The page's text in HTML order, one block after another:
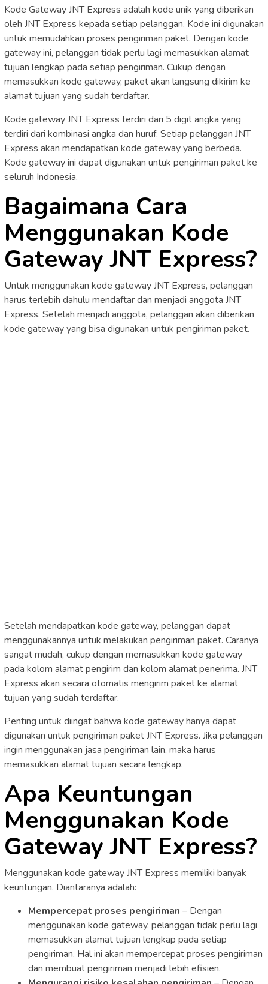
Kode Gateway JNT Express adalah kode unik yang diberikan
oleh JNT Express kepada setiap pelanggan. Kode ini digunakan
untuk memudahkan proses pengiriman paket. Dengan kode
gateway ini, pelanggan tidak perlu lagi memasukkan alamat
tujuan lengkap pada setiap pengiriman. Cukup dengan
memasukkan kode gateway, paket akan langsung dikirim ke
alamat tujuan yang sudah terdaftar.
Kode gateway JNT Express terdiri dari 5 digit angka yang
terdiri dari kombinasi angka dan huruf. Setiap pelanggan JNT
Express akan mendapatkan kode gateway yang berbeda.
Kode gateway ini dapat digunakan untuk pengiriman paket ke
seluruh Indonesia.
Bagaimana Cara
Menggunakan Kode
Gateway JNT Express?
Untuk menggunakan kode gateway JNT Express, pelanggan
harus terlebih dahulu mendaftar dan menjadi anggota JNT
Express. Setelah menjadi anggota, pelanggan akan diberikan
kode gateway yang bisa digunakan untuk pengiriman paket.
Setelah mendapatkan kode gateway, pelanggan dapat
menggunakannya untuk melakukan pengiriman paket. Caranya
sangat mudah, cukup dengan memasukkan kode gateway
pada kolom alamat pengirim dan kolom alamat penerima. JNT
Express akan secara otomatis mengirim paket ke alamat
tujuan yang sudah terdaftar.
Penting untuk diingat bahwa kode gateway hanya dapat
digunakan untuk pengiriman paket JNT Express. Jika pelanggan
ingin menggunakan jasa pengiriman lain, maka harus
memasukkan alamat tujuan secara lengkap.
Apa Keuntungan
Menggunakan Kode
Gateway JNT Express?
Menggunakan kode gateway JNT Express memiliki banyak
keuntungan. Diantaranya adalah:
Mempercepat proses pengiriman – Dengan
menggunakan kode gateway, pelanggan tidak perlu lagi
memasukkan alamat tujuan lengkap pada setiap
pengiriman. Hal ini akan mempercepat proses pengiriman
dan membuat pengiriman menjadi lebih efisien.